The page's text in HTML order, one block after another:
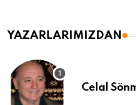
YAZARLARIMIZDAN
Celal